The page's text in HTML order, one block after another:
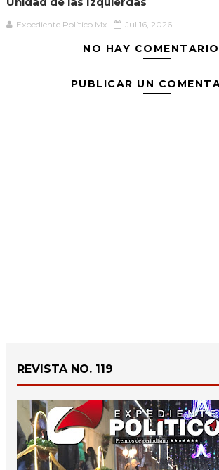
Expediente Político.Mx Jul 16, 2026
NO HAY
PUBLICAR UN
REVISTA NO. 119